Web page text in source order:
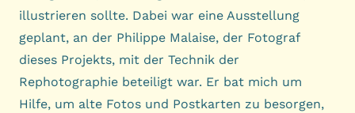
illustrieren sollte. Dabei war eine Ausstellung
geplant, an der Philippe Malaise, der Fotograf
dieses Projekts, mit der Technik der
Rephotographie beteiligt war. Er bat mich um
Hilfe, um alte Fotos und Postkarten zu besorgen,